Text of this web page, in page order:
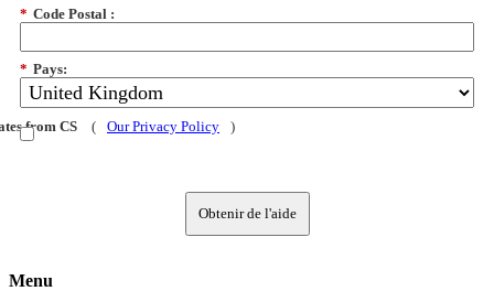
* Code Postal :
* Pays:
from CS ( Our Privacy Policy )
Obtenir de l'aide
Menu